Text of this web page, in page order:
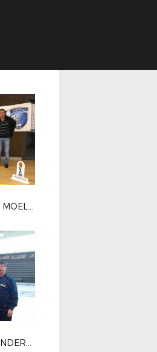
FINALES FUTSAL DEP U11 2019 MOELAN
FINALES JEUNE FUTSAL DEP LANDERNEAU 2019